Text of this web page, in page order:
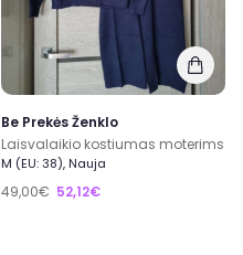
Be Prekės Ženklo
Laisvalaikio kostiumas moterims
M (EU: 38), Nauja
49,00€ 52,12€